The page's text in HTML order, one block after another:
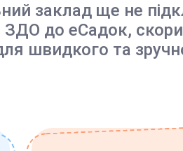
заклад ще не
до еСадок,
швидкого та